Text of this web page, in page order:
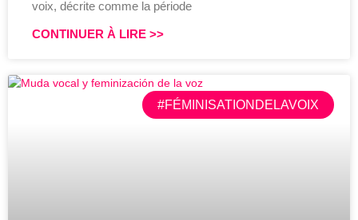
voix, décrite comme la période
CONTINUER À LIRE >>
#FÉMINISATIONDELAVOIX